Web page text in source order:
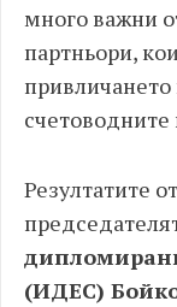
много важни
партньори,
Резултатите
(ИДЕС)